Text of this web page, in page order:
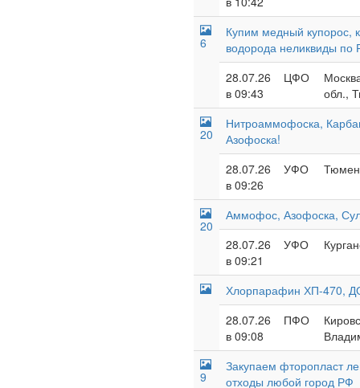
6
Купим медный купорос,
водорода неликвиды по
28.07.26
в 09:43
ЦФО
обл.,
20
Нитроаммофоска,
Азофоска!
28.07.26
в 09:26
УФО
20
Аммофос, Азофоска,
28.07.26
в 09:21
УФО
Хлорпарафин ХП-470,
28.07.26
в 09:08
ПФО
9
Закупаем фторопласт
отходы любой город РФ